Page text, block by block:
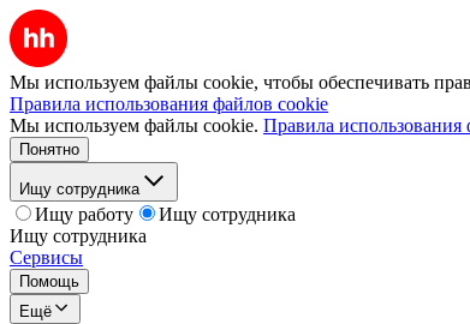
Мы используем файлы cookie, чтобы обеспечивать
Правила использования файлов cookie
Мы используем файлы cookie. Правила использования
Понятно
Ищу сотрудника
Ищу работу
Ищу сотрудника
Ищу сотрудника
Сервисы
Помощь
Ещё